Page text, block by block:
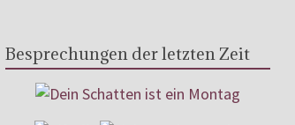
Besprechungen der letzten Zeit